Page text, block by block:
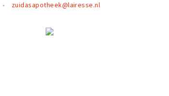
zuidasapotheek@lairesse.nl